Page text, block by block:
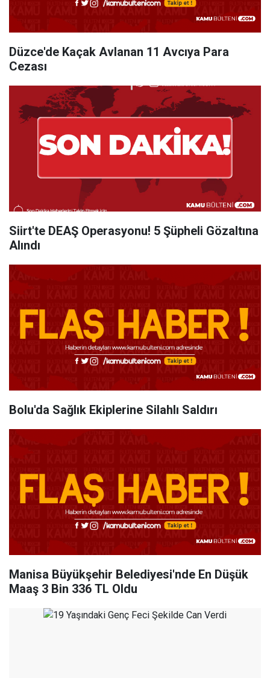
Düzce'de Kaçak Avlanan 11 Avcıya Para
Cezası
Siirt'te DEAŞ Operasyonu! 5 Şüpheli Gözaltına
Alındı
Bolu'da Sağlık Ekiplerine Silahlı Saldırı
Manisa Büyükşehir Belediyesi'nde En Düşük
Maaş 3 Bin 336 TL Oldu